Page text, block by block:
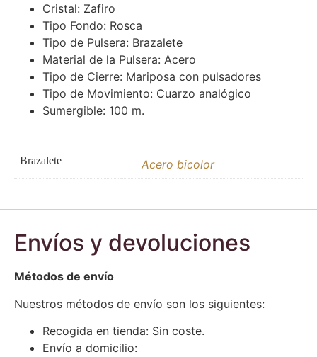
Cristal: Zafiro
Tipo Fondo: Rosca
Tipo de Pulsera: Brazalete
Material de la Pulsera: Acero
Tipo de Cierre: Mariposa con pulsadores
Tipo de Movimiento: Cuarzo analógico
Sumergible: 100 m.
Brazalete Acero bicolor
Envíos y devoluciones
Métodos de envío
Nuestros métodos de envío son los siguientes:
Recogida en tienda: Sin coste.
Envío a domicilio: